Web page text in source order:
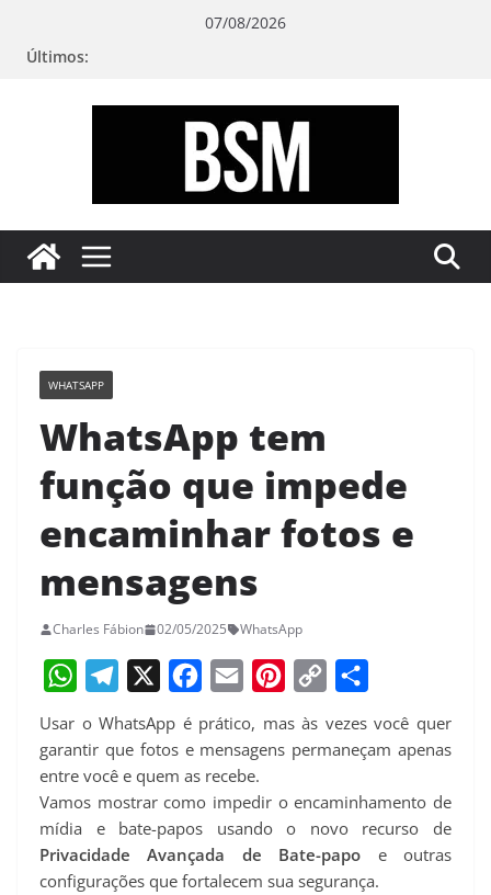
07/08/2026
Últimos:
sua
Mente
WHATSAPP
WhatsApp tem
função que impede
encaminhar fotos e
mensagens
Charles Fábion 02/05/2025 WhatsApp
h
a
t
s
A
e
l
e
r
a
c
e
b
o
m
a
i
i
n
t
e
r
o
y
L
h
r
e
Usar o WhatsApp é prático, mas às vezes você quer
garantir que fotos e mensagens permaneçam apenas
entre você e quem as recebe.
Vamos mostrar como impedir o encaminhamento de
mídia e bate-papos usando o novo recurso de
Privacidade Avançada de Bate-papo e outras
configurações que fortalecem sua segurança.